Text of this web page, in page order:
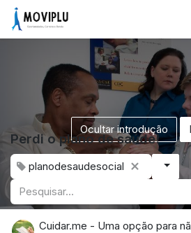
Pular para o conteúdo
Ocultar introdução
Perdi o plano de saúde!
planodesaudesocial
Cuidar.me - Uma opção para